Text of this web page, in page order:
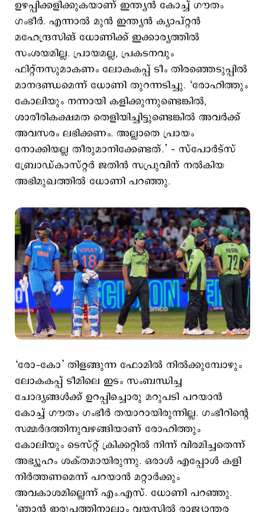
ഉഴപ്പിക്കളിക്കുകയാണ് ഇന്ത്യന്‍ കോച്ച് ഗൗതം
ഗംഭീര്‍. എന്നാല്‍ മുന്‍ ഇന്ത്യന്‍ ക്യാപ്റ്റന്‍
മഹേന്ദ്രസിങ് ധോണിക്ക് ഇക്കാര്യത്തില്‍
സംശയമില്ല. പ്രായമല്ല, പ്രകടനവും
ഫിറ്റ്നസുമാകണം ലോകകപ്പ് ടീം തിരഞ്ഞെടുപ്പില്‍
മാനദണ്ഡമെന്ന് ധോണി തുറന്നടിച്ചു. ‘രോഹിത്തും
കോലിയും നന്നായി കളിക്കുന്നുണ്ടെങ്കില്‍,
ശാരീരികക്ഷമത തെളിയിച്ചിട്ടുണ്ടെങ്കില്‍ അവര്‍ക്ക്
അവസരം ലഭിക്കണം. അല്ലാതെ പ്രായം
നോക്കിയല്ല തീരുമാനിക്കേണ്ടത്.’ – സ്പോര്‍ട്സ്
ബ്രോഡ്കാസ്റ്റര്‍ ജതിന്‍ സപ്രുവിന് നല്‍കിയ
അഭിമുഖത്തില്‍ ധോണി പറഞ്ഞു.
‘രോ–കോ’ തിളങ്ങുന്ന ഫോമില്‍ നില്‍ക്കുമ്പോഴും
ലോകകപ്പ് ടീമിലെ ഇടം സംബന്ധിച്ച
ചോദ്യങ്ങള്‍ക്ക് ഉറപ്പിച്ചൊരു മറുപടി പറയാന്‍
കോച്ച് ഗൗതം ഗംഭീര്‍ തയാറായിരുന്നില്ല. ഗംഭീറിന്‍റെ
സമ്മര്‍ദത്തിനുവഴങ്ങിയാണ് രോഹിത്തും
കോലിയും ടെസ്റ്റ് ക്രിക്കറ്റില്‍ നിന്ന് വിരമിച്ചതെന്ന്
അഭ്യൂഹം ശക്തമായിരുന്നു. ഒരാള്‍ എപ്പോള്‍ കളി
നിര്‍ത്തണമെന്ന് പറയാന്‍ മറ്റാര്‍ക്കും
അവകാശമില്ലെന്ന് എം.എസ്. ധോണി പറഞ്ഞു.
‘ഞാന്‍ ഇരുപത്തിനാലാം വയസില്‍ രാജ്യാന്തര